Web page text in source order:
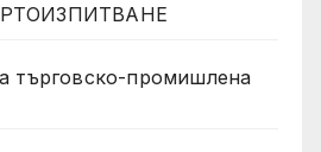
търговско-промишлена